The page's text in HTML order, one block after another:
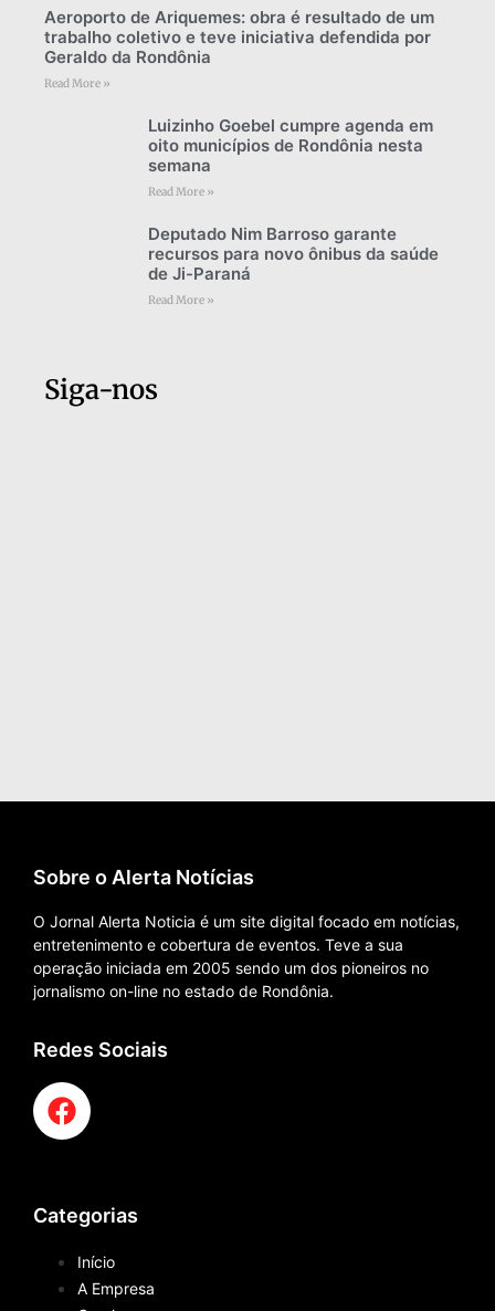
Aeroporto de Ariquemes: obra é resultado de um
trabalho coletivo e teve iniciativa defendida por
Geraldo da Rondônia
Read More »
Luizinho Goebel cumpre agenda em
oito municípios de Rondônia nesta
semana
Read More »
Deputado Nim Barroso garante
recursos para novo ônibus da saúde
de Ji-Paraná
Read More »
Siga-nos
Sobre o Alerta Notícias
O Jornal Alerta Noticia é um site digital focado em notícias,
entretenimento e cobertura de eventos. Teve a sua
operação iniciada em 2005 sendo um dos pioneiros no
jornalismo on-line no estado de Rondônia.
Redes Sociais
Categorias
Início
A Empresa